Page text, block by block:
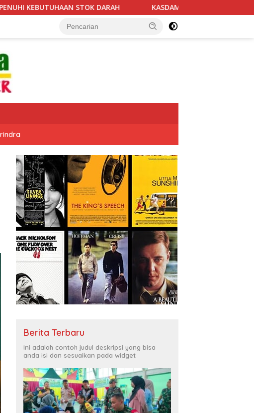
DARAH KASDAM XX/TUANKU IMAM BONJOL TERIMA
Berita Terbaru
Ini adalah contoh judul deskripsi yang bisa
anda isi dan sesuaikan pada widget